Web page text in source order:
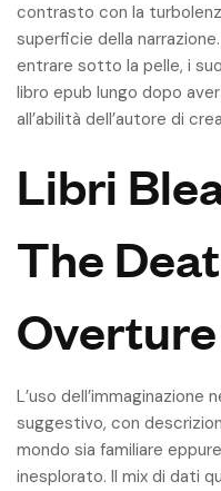
contrasto con la
superficie della
entrare sotto la pelle, i
libro epub lungo dopo
all’abilità dell’autore di
Libri
The
Overture
L’uso
suggestivo, con
mondo sia familiare
inesplorato. Il mix di dati